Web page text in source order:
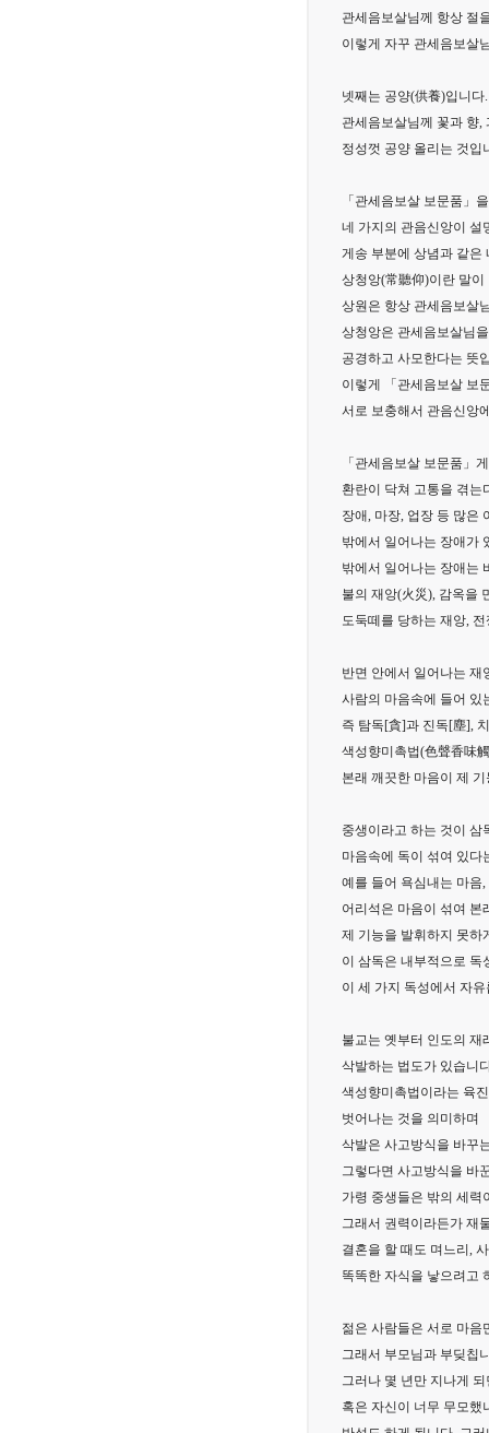
관세음보살님께 항상 절
이렇게 자꾸 관세음보살
넷째는 공양(供養)입니다.
관세음보살님께 꽃과 향,
정성껏 공양 올리는 것입
「관세음보살 보문품」
네 가지의 관음신앙이 설
게송 부분에 상념과 같은
상청앙(常聽仰)이란 말이
상원은 항상 관세음보살
상청앙은 관세음보살님
공경하고 사모한다는 뜻
이렇게 「관세음보살 보
서로 보충해서 관음신앙
「관세음보살 보문품」
환란이 닥쳐 고통을 겪는
장애, 마장, 업장 등 많은
밖에서 일어나는 장애가
밖에서 일어나는 장애는
불의 재앙(火災), 감옥을
도둑떼를 당하는 재앙,
반면 안에서 일어나는 재
사람의 마음속에 들어 있
즉 탐독[貪]과 진독[塵],
색성향미촉법(色聲香味
본래 깨끗한 마음이 제
중생이라고 하는 것이 삼
마음속에 독이 섞여 있다
예를 들어 욕심내는 마음
어리석은 마음이 섞여 본
제 기능을 발휘하지 못하
이 삼독은 내부적으로 독
이 세 가지 독성에서 자
불교는 옛부터 인도의 재
삭발하는 법도가 있습니
색성향미촉법이라는 육
벗어나는 것을 의미하며
삭발은 사고방식을 바꾸
그렇다면 사고방식을 바
가령 중생들은 밖의 세력
그래서 권력이라든가 재
결혼을 할 때도 며느리,
똑똑한 자식을 낳으려고
젊은 사람들은 서로 마음
그래서 부모님과 부딪칩
그러나 몇 년만 지나게
혹은 자신이 너무 무모했